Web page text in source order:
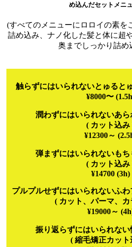
め込んだセットメニ
(すべてのメニューにロロイの素を
詰め込み、ナノ化した髪と体に超
奥までしっかり詰め
触らずにはいられないとゅると
¥8000〜
潤わずにはいられないあ
( カット込み
¥12300～
弾まずにはいられないも
( カット込み
¥14700 (3h)
プルプルせずにはいられないふ
( カット、パーマ、カ
¥19000～
振り返らずにはいられない
( 縮毛矯正カット